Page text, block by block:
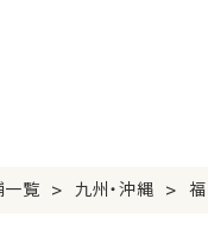
一覧 > 九州・沖縄 >